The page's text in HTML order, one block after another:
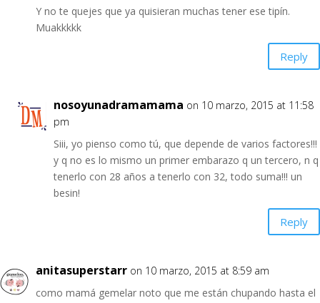
Y no te quejes que ya quisieran muchas tener ese tipín.
Muakkkkk
Reply
nosoyunadramamama on 10 marzo, 2015 at 11:58
pm
Siii, yo pienso como tú, que depende de varios factores!!!
y q no es lo mismo un primer embarazo q un tercero, n q
tenerlo con 28 años a tenerlo con 32, todo suma!!! un
besin!
Reply
anitasuperstarr on 10 marzo, 2015 at 8:59 am
como mamá gemelar noto que me están chupando hasta el